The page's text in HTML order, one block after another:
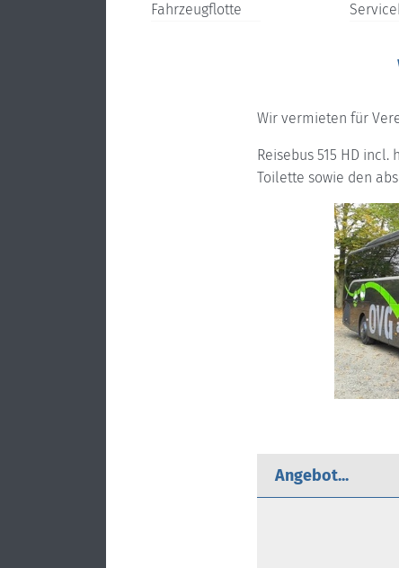
Fahrzeugflotte
Wir vermieten für
Reisebus 515 HD
Toilette sowie den
Angebot...